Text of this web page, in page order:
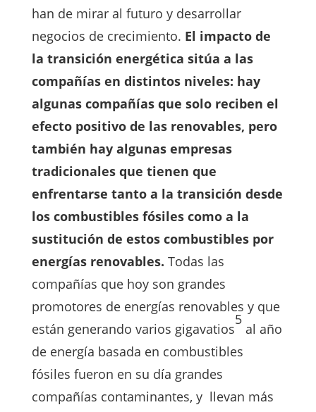
han de mirar al futuro y desarrollar
negocios de crecimiento. El impacto de
la transición energética sitúa a las
compañías en distintos niveles: hay
algunas compañías que solo reciben el
efecto positivo de las renovables, pero
también hay algunas empresas
tradicionales que tienen que
enfrentarse tanto a la transición desde
los combustibles fósiles como a la
sustitución de estos combustibles por
energías renovables. Todas las
compañías que hoy son grandes
promotores de energías renovables y que
están generando varios gigavatios
5
al año
de energía basada en combustibles
fósiles fueron en su día grandes
compañías contaminantes, y llevan más